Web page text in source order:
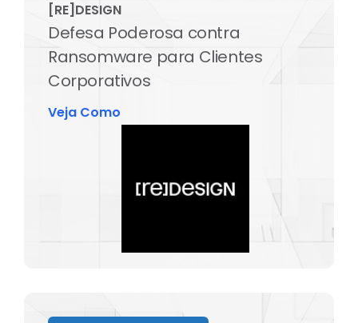
[RE]DESIGN
Defesa Poderosa contra
Ransomware para Clientes
Corporativos
Veja Como